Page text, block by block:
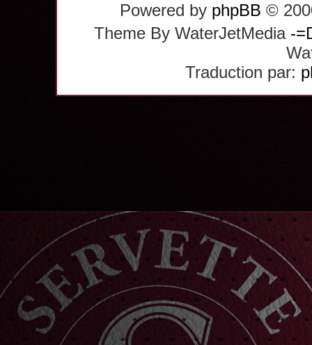
Powered by phpBB ©
Theme By WaterJetMedia -
Traduction par: